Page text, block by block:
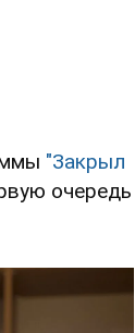
"Закрыл
очередь